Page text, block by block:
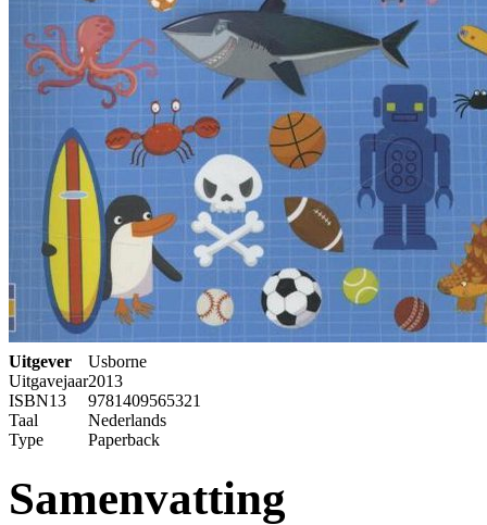
Uitgever
Usborne
Uitgavejaar2013
ISBN13
9781409565321
Taal
Nederlands
Type
Paperback
Samenvatting